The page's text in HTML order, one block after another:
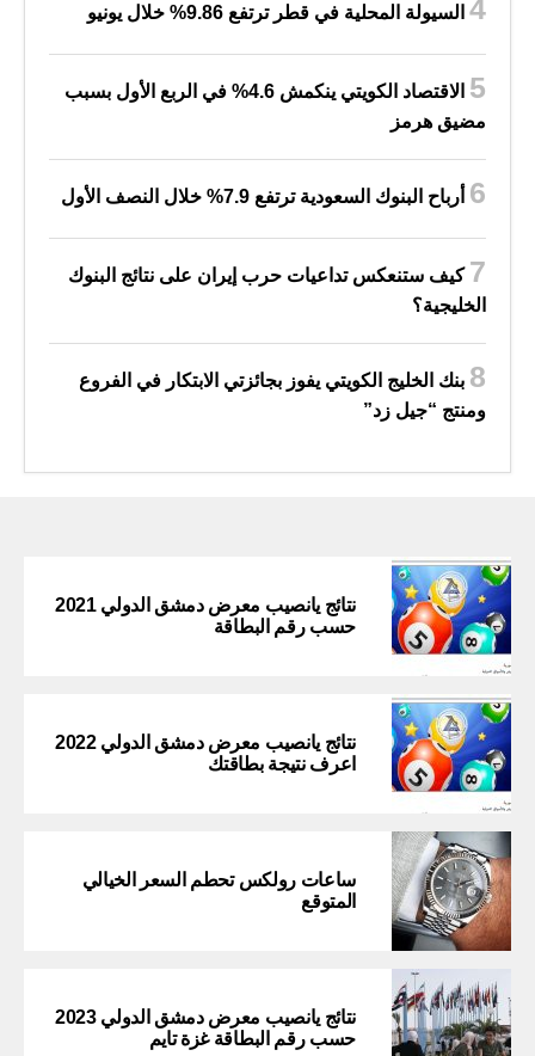
السيولة المحلية في قطر ترتفع 9.86% خلال يونيو
الاقتصاد الكويتي ينكمش 4.6% في الربع الأول بسبب
مضيق هرمز
أرباح البنوك السعودية ترتفع 7.9% خلال النصف الأول
كيف ستنعكس تداعيات حرب إيران على نتائج البنوك
الخليجية؟
بنك الخليج الكويتي يفوز بجائزتي الابتكار في الفروع
ومنتج “جيل زد”
نتائج يانصيب معرض دمشق الدولي 2021
حسب رقم البطاقة
نتائج يانصيب معرض دمشق الدولي 2022
اعرف نتيجة بطاقتك
ساعات رولكس تحطم السعر الخيالي
المتوقع
نتائج يانصيب معرض دمشق الدولي 2023
حسب رقم البطاقة غزة تايم